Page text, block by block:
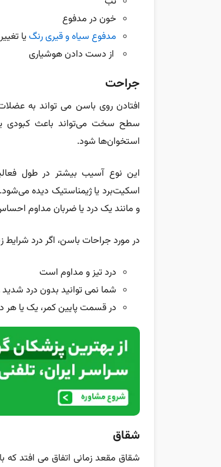
خون در مدفوع
مدفوع سیاه و قیری رنگیا
از دست دادن هوشیاری
جراحت
افتادن روی باسن می تواند به
سطح سخت می‌تواند باعث کبودی
استخوان‌ها شود.
این نوع آسیب بیشتر در طول
اسکیت‌برد یا ژیمناستیک دیده
و مانند یک درد یا ضربان مداوم
در مورد جراحات باسن، اگر درد شرایط
درد تیز و مداوم است
شما نمی توانید بدون درد شدید
در قسمت پایین کمر، یک یا هر
شقاق
شقاق مقعد زمانی اتفاق می افتد